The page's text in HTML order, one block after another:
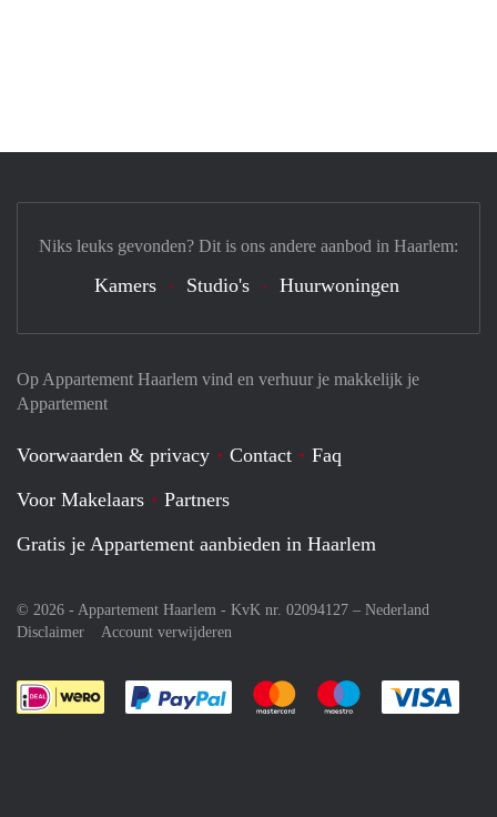
Op Appartement Haarlem vind en verhuur je makkelijk je
Appartement
Voorwaarden & privacy Contact
Faq
Voor Makelaars
Partners
Gratis je Appartement aanbieden in Haarlem
© 2026 - Appartement Haarlem - KvK nr. 02094127 – Nederland
Disclaimer
Account verwijderen
Je rekent gemakkelijk af met Paypal
Je rekent gemakkelijk af met
Je rekent
Niks leuks gevonden? Dit is ons andere aanbod in Haarlem:
Kamers Studio's Huurwoningen